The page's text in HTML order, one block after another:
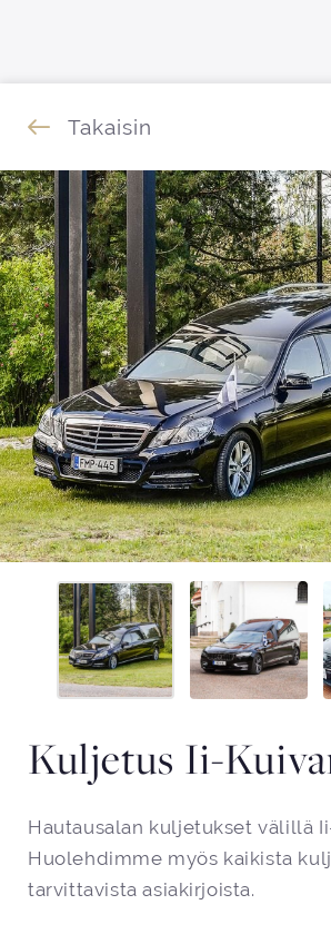
Takaisin
Kuljetus Ii-
Hautausalan kuljetukset välillä
Huolehdimme myös kaikista
tarvittavista asiakirjoista.